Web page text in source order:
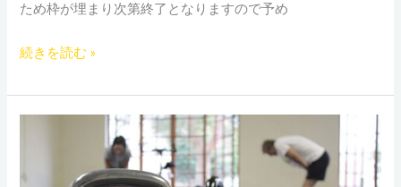
ため枠が埋まり次第終了となりますので予め
続きを読む »